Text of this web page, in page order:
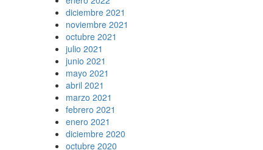
diciembre 2021
noviembre 2021
octubre 2021
julio 2021
junio 2021
mayo 2021
abril 2021
marzo 2021
febrero 2021
enero 2021
diciembre 2020
octubre 2020